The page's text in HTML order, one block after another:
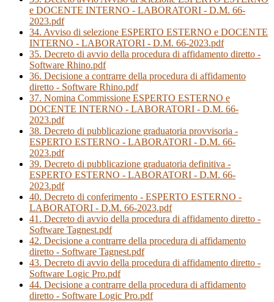
e DOCENTE INTERNO - LABORATORI - D.M. 66-
2023.pdf
34. Avviso di selezione ESPERTO ESTERNO e DOCENTE
INTERNO - LABORATORI - D.M. 66-2023.pdf
35. Decreto di avvio della procedura di affidamento diretto -
Software Rhino.pdf
36. Decisione a contrarre della procedura di affidamento
diretto - Software Rhino.pdf
37. Nomina Commissione ESPERTO ESTERNO e
DOCENTE INTERNO - LABORATORI - D.M. 66-
2023.pdf
38. Decreto di pubblicazione graduatoria provvisoria -
ESPERTO ESTERNO - LABORATORI - D.M. 66-
2023.pdf
39. Decreto di pubblicazione graduatoria definitiva -
ESPERTO ESTERNO - LABORATORI - D.M. 66-
2023.pdf
40. Decreto di conferimento - ESPERTO ESTERNO -
LABORATORI - D.M. 66-2023.pdf
41. Decreto di avvio della procedura di affidamento diretto -
Software Tagnest.pdf
42. Decisione a contrarre della procedura di affidamento
diretto - Software Tagnest.pdf
43. Decreto di avvio della procedura di affidamento diretto -
Software Logic Pro.pdf
44. Decisione a contrarre della procedura di affidamento
diretto - Software Logic Pro.pdf